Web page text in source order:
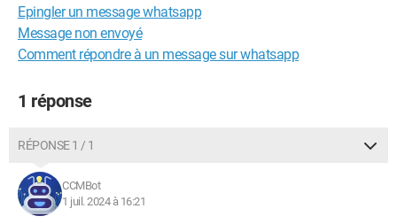
Epingler un message whatsapp
Message non envoyé
Comment répondre à un message sur whatsapp
1 réponse
RÉPONSE 1 / 1
CCMBot
1 juil. 2024 à 16:21